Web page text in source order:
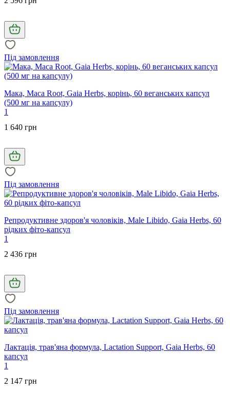
Під замовлення
Мака, Maca Root, Gaia Herbs, корінь, 60 веганських капсул
(500 мг на капсулу)
1
1 640 грн
Під замовлення
Репродуктивне здоров'я чоловіків, Male Libido, Gaia Herbs, 60
рідких фіто-капсул
1
2 436 грн
Під замовлення
Лактація, трав'яна формула, Lactation Support, Gaia Herbs, 60
капсул
1
2 147 грн